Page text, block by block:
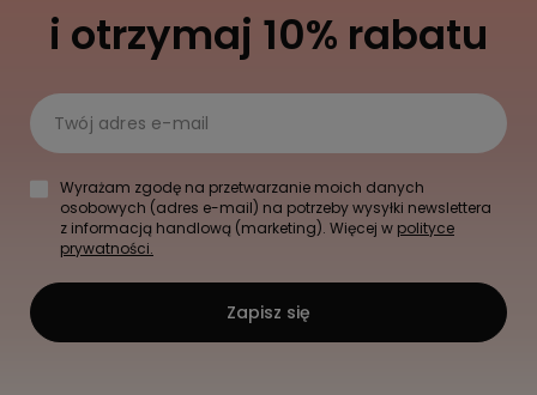
i otrzymaj 10% rabatu
Twój adres e-mail
Wyrażam zgodę na przetwarzanie moich danych
osobowych (adres e-mail) na potrzeby wysyłki newslettera
z informacją handlową (marketing). Więcej w polityce
prywatności.
Zapisz się